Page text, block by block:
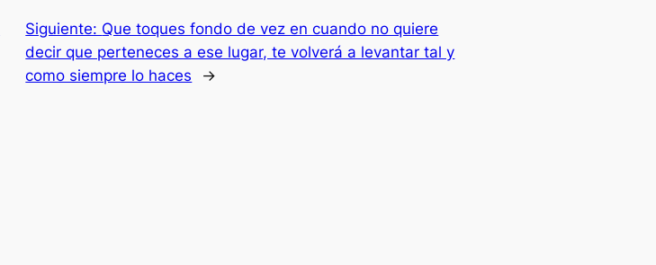
Siguiente: Que toques fondo de vez en cuando no quiere
decir que perteneces a ese lugar, te volverá a levantar tal y
como siempre lo haces
→